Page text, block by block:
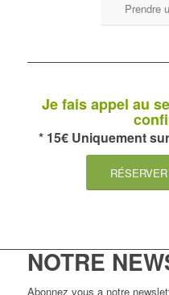
Prendre
Je fais appel au
* 15€ Uniquement
NOTRE
Abonnez vous a notre